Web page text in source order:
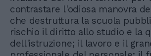
contrastare l'odiosa manovra
che destruttura la scuola
rischio il diritto allo studio e la
dell'istruzione; il lavoro e il